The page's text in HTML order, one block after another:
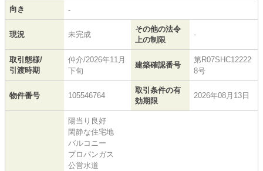
向き -
現況 未完成
その他の法令
上の制限
-
取引態様/
引渡時期
仲介/2026年11月
下旬
建築確認番号
第R07SHC12222
8号
物件番号 105546764
取引条件の有
効期限
2026年08月13日
陽当り良好
閑静な住宅地
バルコニー
プロパンガス
公営水道